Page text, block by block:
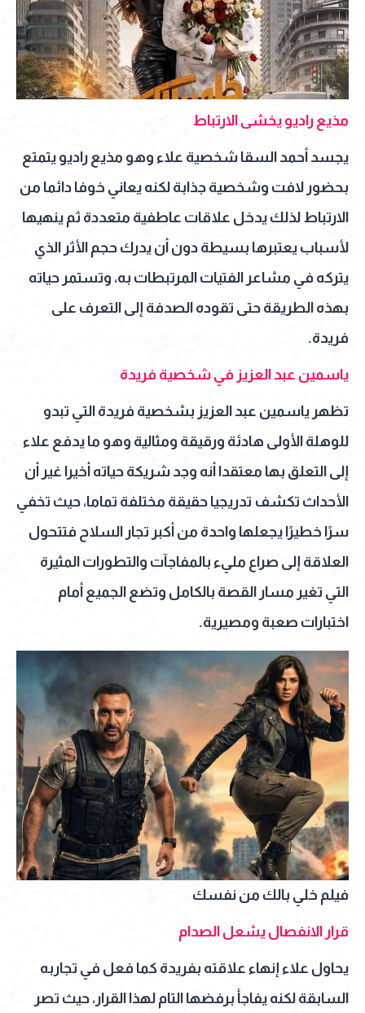
مذيع راديو يخشى الارتباط
يجسد أحمد السقا شخصية علاء وهو مذيع راديو يتمتع
بحضور لافت وشخصية جذابة لكنه يعاني خوفا دائما من
الارتباط لذلك يدخل علاقات عاطفية متعددة ثم ينهيها
لأسباب يعتبرها بسيطة دون أن يدرك حجم الأثر الذي
يتركه في مشاعر الفتيات المرتبطات به، وتستمر حياته
بهذه الطريقة حتى تقوده الصدفة إلى التعرف على
فريدة.
ياسمين عبد العزيز في شخصية فريدة
تظهر ياسمين عبد العزيز بشخصية فريدة التي تبدو
للوهلة الأولى هادئة ورقيقة ومثالية وهو ما يدفع علاء
إلى التعلق بها معتقدا أنه وجد شريكة حياته أخيرا غير أن
الأحداث تكشف تدريجيا حقيقة مختلفة تماما، حيث تخفي
سرًا خطيرًا يجعلها واحدة من أكبر تجار السلاح فتتحول
العلاقة إلى صراع مليء بالمفاجآت والتطورات المثيرة
التي تغير مسار القصة بالكامل وتضع الجميع أمام
اختبارات صعبة ومصيرية.
فيلم خلي بالك من نفسك
قرار الانفصال يشعل الصدام
يحاول علاء إنهاء علاقته بفريدة كما فعل في تجاربه
السابقة لكنه يفاجأ برفضها التام لهذا القرار، حيث تصر